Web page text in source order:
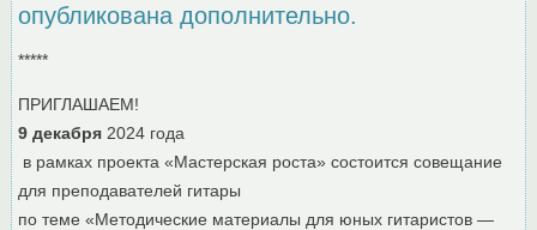
опубликована дополнительно.
*****
ПРИГЛАШАЕМ!
9 декабря 2024 года
в рамках проекта «Мастерская роста» состоится совещание
для преподавателей гитары
по теме «Методические материалы для юных гитаристов —